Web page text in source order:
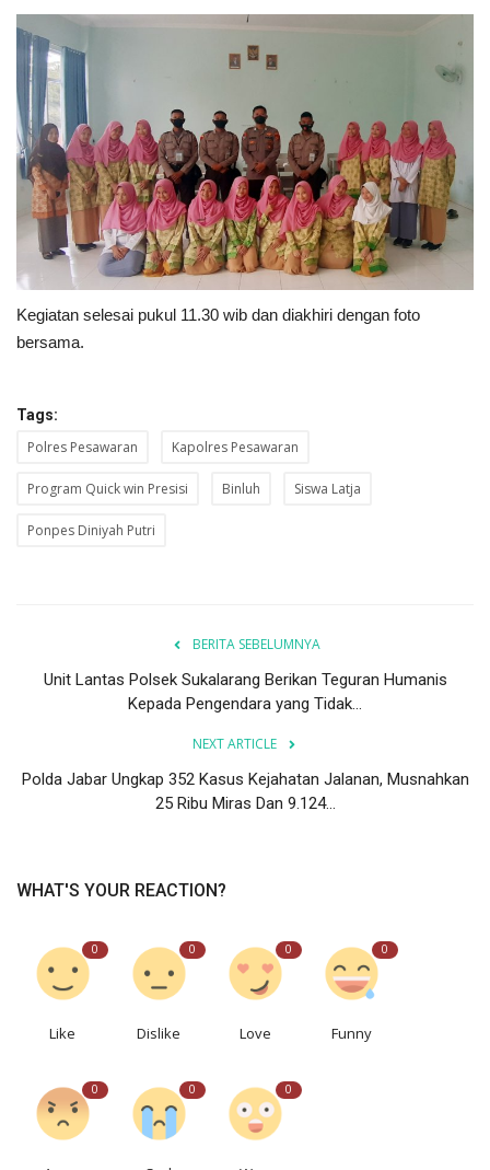
Kegiatan selesai pukul 11.30 wib dan diakhiri dengan foto
bersama.
Tags:
Polres Pesawaran Kapolres Pesawaran
Program Quick win Presisi Binluh Siswa Latja
Ponpes Diniyah Putri
BERITA SEBELUMNYA
Unit Lantas Polsek Sukalarang Berikan Teguran Humanis
Kepada Pengendara yang Tidak...
NEXT ARTICLE
Polda Jabar Ungkap 352 Kasus Kejahatan Jalanan, Musnahkan
25 Ribu Miras Dan 9.124...
WHAT'S YOUR REACTION?
0
Like
0
Dislike
0
Love
0
Funny
0 0 0